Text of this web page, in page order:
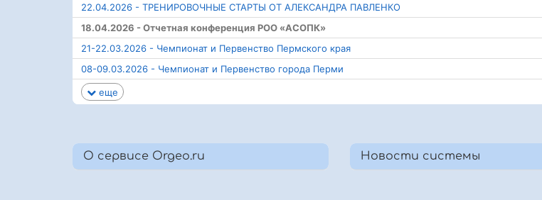
22.04.2026 - ТРЕНИРОВОЧНЫЕ СТАРТЫ ОТ АЛЕКСАНДРА ПАВЛЕНКО
18.04.2026 - Отчетная конференция РОО «АСОПК»
21-22.03.2026 - Чемпионат и Первенство Пермского края
08-09.03.2026 - Чемпионат и Первенство города Перми
еще
О сервисе Orgeo.ru Новости системы